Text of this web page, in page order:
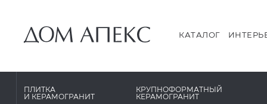
КАТАЛОГ
ПЛИТКА
И КЕРАМОГРАНИТ
PORCELANOSA
УРАЛЬСКИЙ ГРАНИТ
КРУПНОФОРМАТНЫЙ
КЕРАМОГРАНИТ
XXL Pamesa